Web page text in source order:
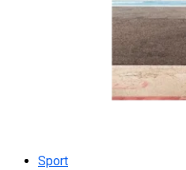
Sport